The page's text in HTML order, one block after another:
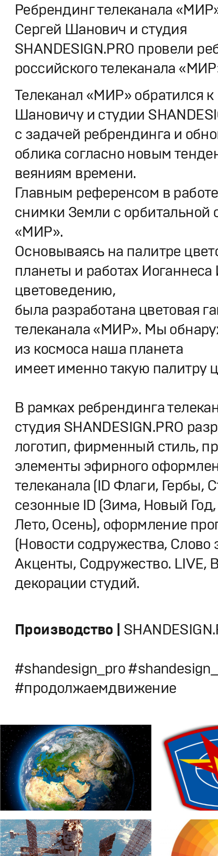
Ребрендинг телеканала
Сергей Шанович и студия
SHANDESIGN.PRO провели
российского телеканала
Телеканал «МИР» обратился
Шановичу и студии
с задачей ребрендинга и
облика согласно новым
веяниям времени.
Главным референсом в
снимки Земли с орбитальной
«МИР».
Основываясь на палитре
планеты и работах Иоганнеса
цветоведению,
была разработана цветовая
телеканала «МИР». Мы
из космоса наша планета
имеет именно такую палитру
В рамках ребрендинга
студия SHANDESIGN.PRO
логотип, фирменный стиль,
элементы эфирного
телеканала (ID Флаги, Гербы,
сезонные ID (Зима, Новый
Лето, Осень), оформление
(Новости содружества, Слово
Акценты, Содружество. LIVE,
декорации студий.
Производство |
#shandesign_pro
#продолжаемдвижение